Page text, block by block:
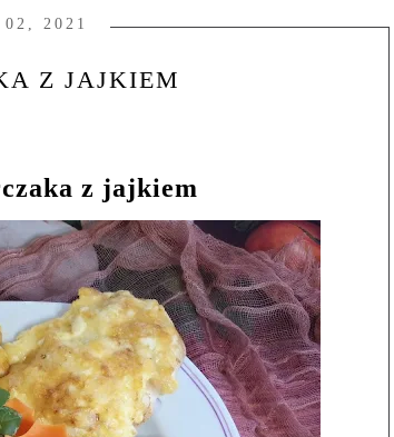
2021
Z JAJKIEM
z jajkiem